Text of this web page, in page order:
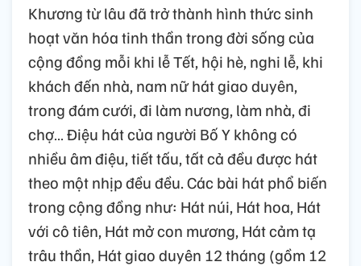
Khương từ lâu đã trở thành hình thức sinh
hoạt văn hóa tinh thần trong đời sống của
cộng đồng mỗi khi lễ Tết, hội hè, nghi lễ, khi
khách đến nhà, nam nữ hát giao duyên,
trong đám cưới, đi làm nương, làm nhà, đi
chợ… Điệu hát của người Bố Y không có
nhiều âm điệu, tiết tấu, tất cả đều được hát
theo một nhịp đều đều. Các bài hát phổ biến
trong cộng đồng như: Hát núi, Hát hoa, Hát
với cô tiên, Hát mở con mương, Hát cảm tạ
trâu thần, Hát giao duyên 12 tháng (gồm 12